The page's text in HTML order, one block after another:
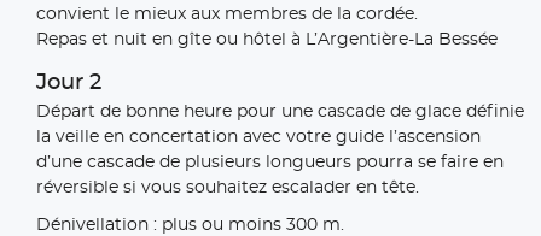
convient le mieux aux membres de la cordée.
Repas et nuit en gîte ou hôtel à L’Argentière-La Bessée
Jour 2
Départ de bonne heure pour une cascade de glace définie
la veille en concertation avec votre guide l’ascension
d’une cascade de plusieurs longueurs pourra se faire en
réversible si vous souhaitez escalader en tête.
Dénivellation : plus ou moins 300 m.